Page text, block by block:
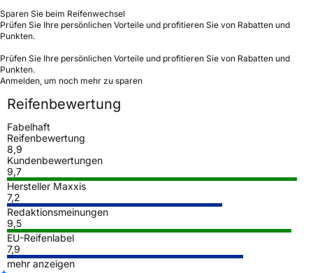
Sparen Sie beim Reifenwechsel
Prüfen Sie Ihre persönlichen Vorteile und profitieren Sie von Rabatten und
Punkten.
Prüfen Sie Ihre persönlichen Vorteile und profitieren Sie von Rabatten und
Punkten.
Anmelden, um noch mehr zu sparen
Reifenbewertung
Fabelhaft
Reifenbewertung
8,9
Kundenbewertungen
9,7
Hersteller Maxxis
7,2
Redaktionsmeinungen
9,5
EU-Reifenlabel
7,9
mehr anzeigen